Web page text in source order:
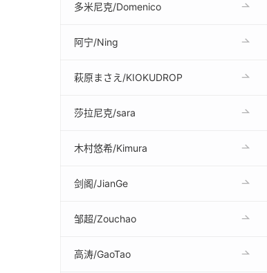
多米尼克/Domenico
阿宁/Ning
萩原まさえ/KIOKUDROP
莎拉尼克/sara
木村悠希/Kimura
剑阁/JianGe
邹超/Zouchao
高涛/GaoTao